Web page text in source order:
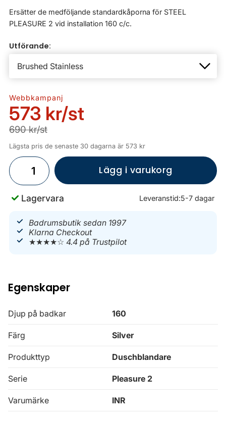
Ersätter de medföljande standardkåporna för STEEL
PLEASURE 2 vid installation 160 c/c.
Utförande:
Webbkampanj
573 kr/st
690 kr/st
Lägsta pris de senaste 30 dagarna är 573 kr
Lägg i varukorg
Lagervara Leveranstid:5-7 dagar
Badrumsbutik sedan 1997
Klarna Checkout
★★★★☆4.4 på Trustpilot
Egenskaper
Djup på badkar 160
Färg Silver
Produkttyp Duschblandare
Serie Pleasure 2
Varumärke INR